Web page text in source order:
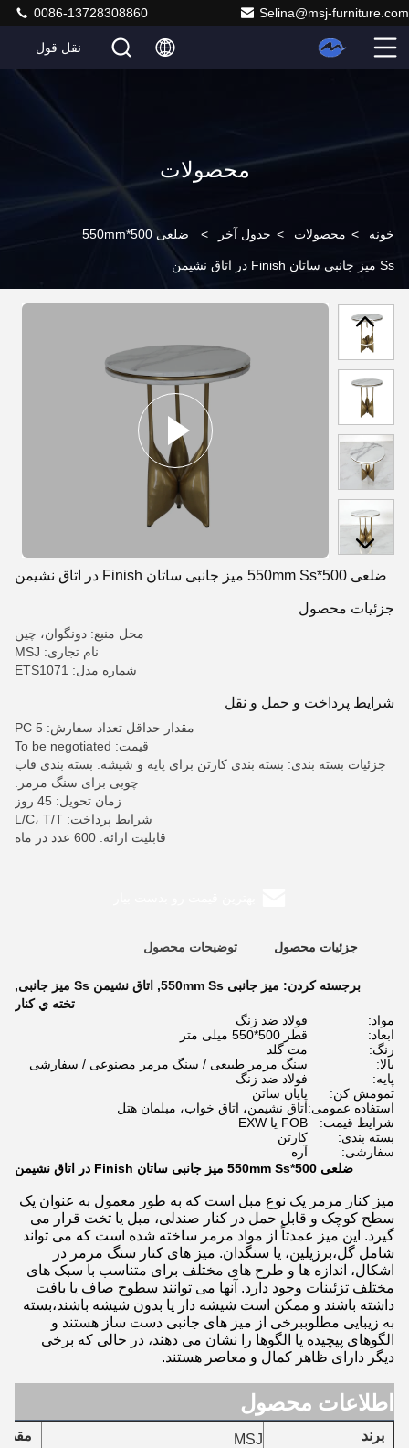
Selina@msj-furniture.com
0086-13728308860
نقل قول
محصولات
خونه > محصولات > جدول آخر > ضلعی 500*550mm
Ss میز جانبی ساتان Finish در اتاق نشیمن
ضلعی 500*550mm Ss میز جانبی ساتان Finish در اتاق نشیمن
جزئیات محصول
محل منبع: دونگوان، چین
نام تجاری: MSJ
شماره مدل: ETS1071
شرایط پرداخت و حمل و نقل
مقدار حداقل تعداد سفارش: 5 PC
قیمت: To be negotiated
جزئیات بسته بندی: بسته بندی کارتن برای پایه و شیشه. بسته بندی قاب
چوبی برای سنگ مرمر.
زمان تحویل: 45 روز
شرایط پرداخت: L/C، T/T
قابلیت ارائه: 600 عدد در ماه
جزئیات محصول توضیحات محصول
برجسته کردن: میز جانبی 550mm Ss , اتاق نشیمن Ss میز جانبی
,
تخته ي کنار
مواد:
فولاد ضد زنگ
ابعاد:
قطر 500*550 میلی متر
رنگ:
مت گلد
بالا:
سنگ مرمر طبیعی / سنگ مرمر مصنوعی / سفارشی
پایه:
فولاد ضد زنگ
تمومش کن:
پایان ساتن
استفاده عمومی:اتاق نشیمن، اتاق خواب، مبلمان هتل
شرایط قیمت:
FOB یا EXW
بسته بندی:
کارتن
سفارشی:
آره
ضلعی 500*550mm Ss میز جانبی ساتان Finish در اتاق نشیمن
میز کنار مرمر یک نوع مبل است که به طور معمول به عنوان یک
سطح کوچک و قابل حمل در کنار صندلی، مبل یا تخت قرار می
گیرد. این میز عمدتاً از مواد مرمر ساخته شده است که می تواند
شامل گل،برزیلین، یا سنگدان. میز های کنار سنگ مرمر در
اشکال، اندازه ها و طرح های مختلف برای متناسب با سبک های
مختلف تزئینات وجود دارد. آنها می توانند سطوح صاف یا بافت
داشته باشند و ممکن است شیشه دار یا بدون شیشه باشند،بسته
به زیبایی مطلوببرخی از میز های جانبی دست ساز هستند و
الگوهای پیچیده یا الگوها را نشان می دهند، در حالی که برخی
دیگر دارای ظاهر کمال و معاصر هستند.
اطلاعات محصول
برند MSJ